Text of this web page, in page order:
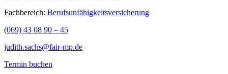
Fachbereich: Berufsunfähigkeitsversicherung
(069) 43 08 90 – 45
judith.sachs@fair-mp.de
Termin buchen